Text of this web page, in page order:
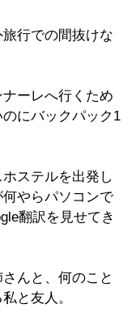
行での間抜けな
ーレへ行くため
にバックパック1
ステルを出発し
やらパソコンで
翻訳を見せてき
んと、何のこと
と友人。